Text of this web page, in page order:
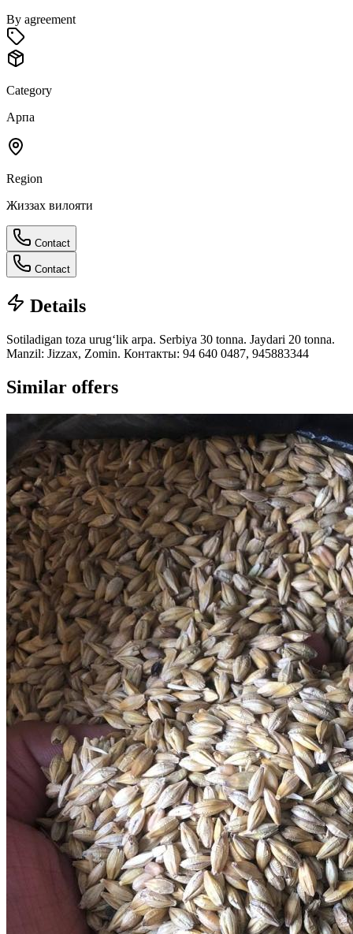
By agreement
Category
Арпа
Region
Жиззах вилояти
Contact
Contact
Details
Sotiladigan toza urugʻlik arpa. Serbiya 30 tonna. Jaydari 20 tonna.
Manzil: Jizzax, Zomin. Контакты: 94 640 0487, 945883344
Similar offers